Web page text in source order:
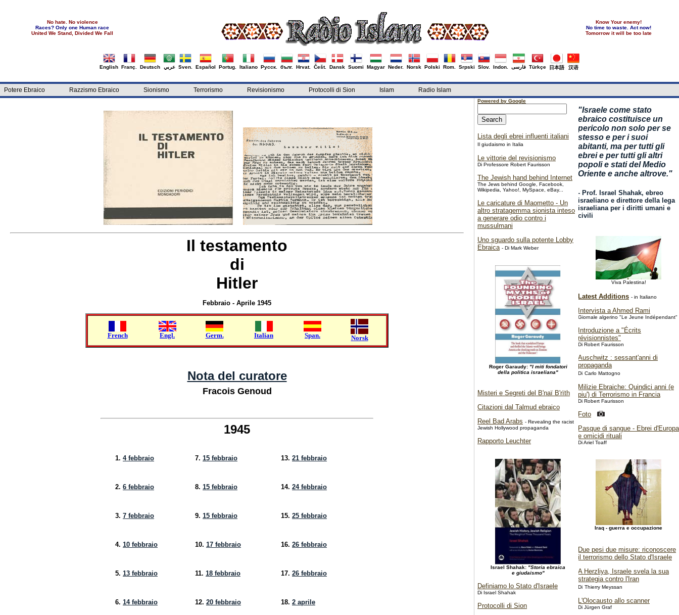
No hate. No violence
Races? Only one Human race
United We Stand, Divided We Fall
Know Your enemy!
No time to waste. Act now!
Tomorrow it will be too late
English Franç. Deutsch عربي Sven. Español Portug. Italiano Русск. бълг. Hrvat. Češt. Dansk Suomi Magyar Neder. Norsk Polski Rom. Srpski Slov. Indon. فارسی Türkçe 日本語 汉语
Potere Ebraico Razzismo Ebraico Sionismo Terrorismo Revisionismo Protocolli di Sion Islam Radio Islam
Il testamento
di
Hitler
Febbraio - Aprile 1945
French Engl. Germ. Italian Span. Norsk
Nota del curatore
Fracois Genoud
1945
1. 4 febbraio 7. 15 febbraio 13. 21 febbraio
2. 6 febbraio 8. 15 febbraio 14. 24 febbraio
3. 7 febbraio 9. 15 febbraio 15. 25 febbraio
4. 10 febbraio 10. 17 febbraio 16. 26 febbraio
5. 13 febbraio 11. 18 febbraio 17. 26 febbraio
6. 14 febbraio 12. 20 febbraio 18. 2 aprile
"Israele come stato
ebraico costituisce un
pericolo non solo per se
stesso e per i suoi
abitanti, ma per tutti gli
ebrei e per tutti gli altri
popoli e stati del Medio
Oriente e anche altrove."
- Prof. Israel Shahak, ebreo
israeliano e direttore della lega
israeliana per i diritti umani e
civili
Viva Palestina!
Latest Additions - in Italiano
Intervista a Ahmed Rami
Giornale algerino "Le Jeune Indépendant"
Introduzione a "Écrits
révisionnistes"
Di Robert Faurisson
Auschwitz : sessant'anni di
propaganda
Di Carlo Mattogno
Milizie Ebraiche: Quindici anni (e
piu') di Terrorismo in Francia
Di Robert Faurisson
Foto
Pasque di sangue - Ebrei d'Europa
e omicidi rituali
Di Ariel Toaff
Iraq - guerra e occupazione
Due pesi due misure: riconoscere
il terrorismo dello Stato d'Israele
A Herzliya, Israele svela la sua
strategia contro l'Iran
Di Thierry Meyssan
L'Olocausto allo scanner
Di Jürgen Graf
Powered by Google
Lista degli ebrei influenti italiani
Il giudaismo in Italia
Le vittorie del revisionismo
Di Professore Robert Faurisson
The Jewish hand behind Internet
The Jews behind Google, Facebook,
Wikipedia, Yahoo!, MySpace, eBay...
Le caricature di Maometto - Un
altro stratagemma sionista inteso
a generare odio contro i
mussulmani
Uno sguardo sulla potente Lobby
Ebraica - Di Mark Weber
Roger Garaudy: "I miti fondatori
della politica israeliana"
Misteri e Segreti del B'naï B'rïth
Citazioni dal Talmud ebraico
Reel Bad Arabs - Revealing the racist
Jewish Hollywood propaganda
Rapporto Leuchter
Israel Shahak: "Storia ebraica
e giudaismo"
Definiamo lo Stato d'Israele
Di Israel Shahak
Protocolli di Sion